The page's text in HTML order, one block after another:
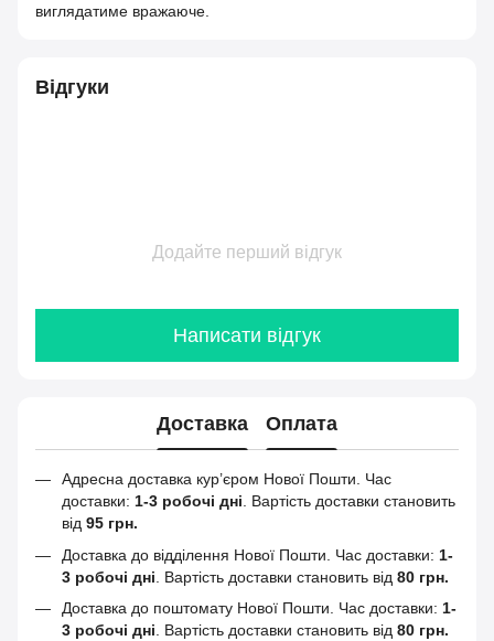
виглядатиме вражаюче.
Відгуки
Додайте перший відгук
Написати відгук
Доставка Оплата
Адресна доставка кур’єром Нової Пошти. Час
доставки: 1-3 робочі дні. Вартість доставки становить
від 95 грн.
Доставка до відділення Нової Пошти. Час доставки: 1-
3 робочі дні . Вартість доставки становить від 80 грн.
Доставка до поштомату Нової Пошти. Час доставки: 1-
3 робочі дні . Вартість доставки становить від 80 грн.